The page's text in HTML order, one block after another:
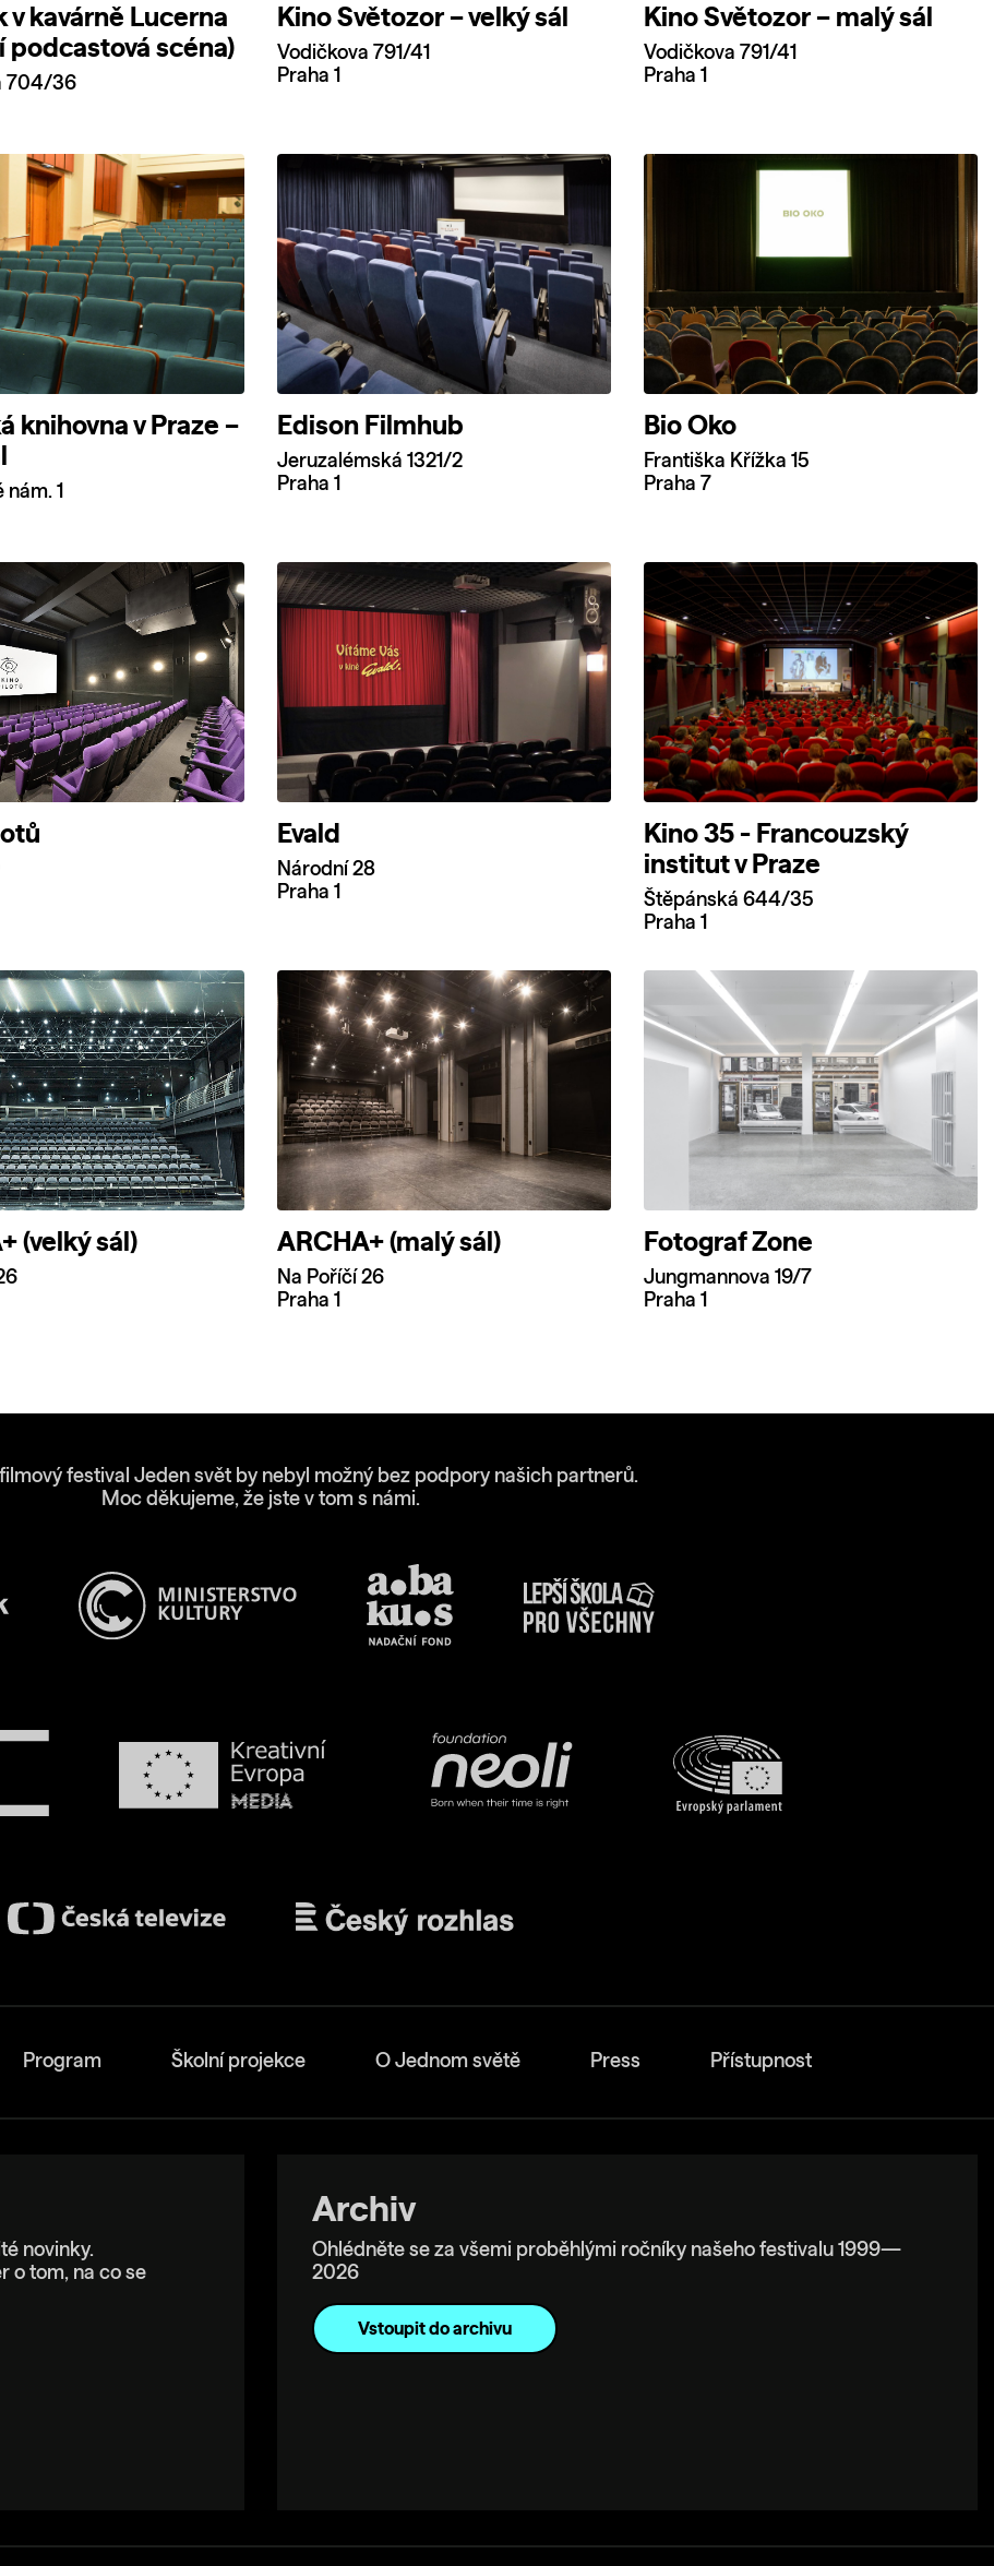
v kavárně Lucerna
podcastová scéna)
704/36
Kino Světozor – velký sál
Vodičkova 791/41
Praha 1
Kino Světozor – malý sál
Vodičkova 791/41
Praha 1
knihovna v Praze –
1
Edison Filmhub
Jeruzalémská 1321/2
Praha 1
Bio Oko
Františka Křížka 15
Praha 7
Evald
Národní 28
Praha 1
Kino 35 - Francouzský
institut v Praze
Štěpánská 644/35
Praha 1
(velký sál) ARCHA+ (malý sál)
Na Poříčí 26
Praha 1
Fotograf Zone
Jungmannova 19/7
Praha 1
festival Jeden svět by nebyl možný bez podpory našich partnerů.
Moc děkujeme, že jste v tom s námi.
Program Školní projekce O Jednom světě Press Přístupnost
novinky.
o tom, na co se
Archiv
Ohlédněte se za všemi proběhlými ročníky našeho festivalu 1999—
2026
Vstoupit do archivu